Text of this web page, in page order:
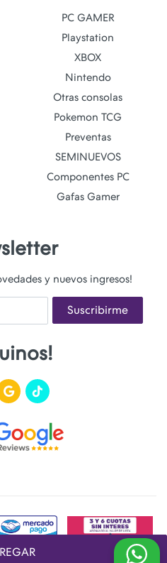
PC GAMER
Playstation
XBOX
Nintendo
Otras consolas
Pokemon TCG
Preventas
SEMINUEVOS
Componentes PC
Gafas Gamer
y nuevos ingresos!
Suscribirme